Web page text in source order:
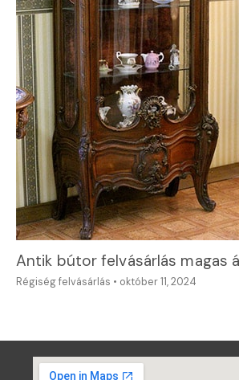
Antik bútor felvásárlás magas
Régiség felvásárlás • október 11, 2024